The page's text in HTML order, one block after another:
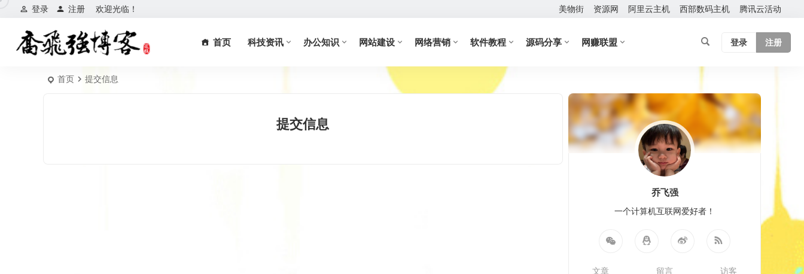
欢迎光临！
登录 注册 美物街 资源网 阿里云主机 西部数码主机 腾讯云活动
首页 科技资讯 办公知识 网站建设 网络营销 软件教程 源码分享 网赚联盟 登录 注册
首页 提交信息
提交信息
乔飞强
一个计算机互联网爱好者！
文章 留言 访客